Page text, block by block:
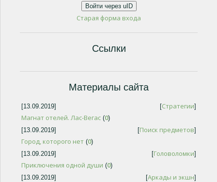
Войти через uID
Старая форма входа
Ссылки
Материалы сайта
[13.09.2019] [Стратегии]
Магнат отелей. Лас-Вегас (0)
[13.09.2019]
[Поиск предметов]
Город, которого нет (0)
[13.09.2019]
[Головоломки]
Приключения одной души (0)
[13.09.2019]
[Аркады и экшн]